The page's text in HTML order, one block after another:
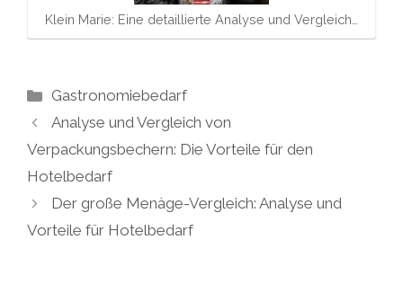
Klein Marie: Eine detaillierte Analyse und Vergleich…
Kategorien
Gastronomiebedarf
Analyse und Vergleich von
Verpackungsbechern: Die Vorteile für den
Hotelbedarf
Der große Menàge-Vergleich: Analyse und
Vorteile für Hotelbedarf